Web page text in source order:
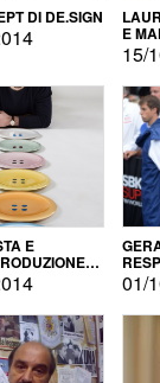
DI DE.SIGN
E
15/
E
DEI 01/